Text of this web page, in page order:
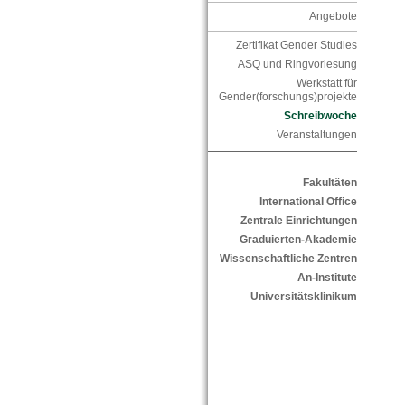
Angebote
Zertifikat Gender Studies
ASQ und Ringvorlesung
Werkstatt für
Gender(forschungs)projekte
Schreibwoche
Veranstaltungen
Fakultäten
International Office
Zentrale Einrichtungen
Graduierten-Akademie
Wissenschaftliche Zentren
An-Institute
Universitätsklinikum